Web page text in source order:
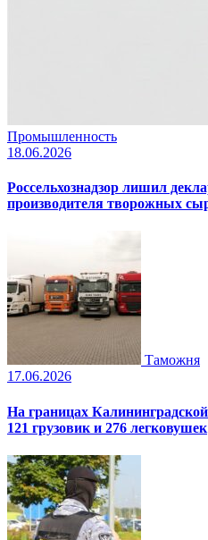
Промышленность
18.06.2026
Россельхознадзор лишил
производителя творожных
Таможня
17.06.2026
На границах
121 грузовик и 276 легковушек